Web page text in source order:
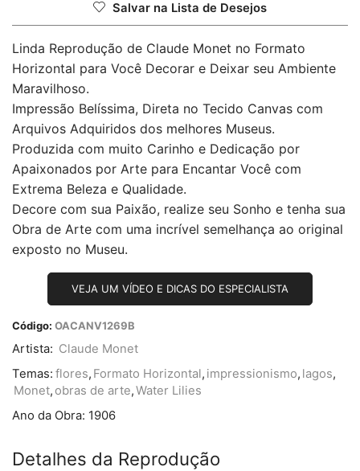
Salvar na Lista de Desejos
Linda Reprodução de Claude Monet no Formato
Horizontal para Você Decorar e Deixar seu Ambiente
Maravilhoso.
Impressão Belíssima, Direta no Tecido Canvas com
Arquivos Adquiridos dos melhores Museus.
Produzida com muito Carinho e Dedicação por
Apaixonados por Arte para Encantar Você com
Extrema Beleza e Qualidade.
Decore com sua Paixão, realize seu Sonho e tenha sua
Obra de Arte com uma incrível semelhança ao original
exposto no Museu.
VEJA UM VÍDEO E DICAS DO ESPECIALISTA
Código: OACANV1269B
Artista: Claude Monet
Temas: flores, Formato Horizontal, impressionismo, lagos,
Monet, obras de arte,Water Lilies
Ano da Obra: 1906
Detalhes da Reprodução